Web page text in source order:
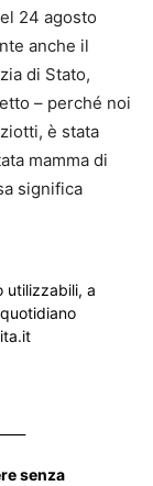
24 agosto
anche il
di Stato,
– perché noi
è stata
mamma di
significa
utilizzabili, a
senza